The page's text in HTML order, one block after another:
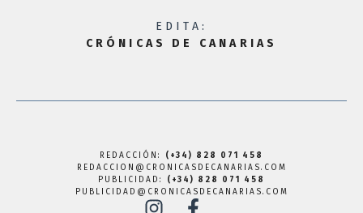
EDITA:
CRÓNICAS DE CANARIAS
REDACCIÓN: (+34) 828 071 458
REDACCION@CRONICASDECANARIAS.COM
PUBLICIDAD: (+34) 828 071 458
PUBLICIDAD@CRONICASDECANARIAS.COM